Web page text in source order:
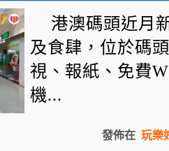
港澳碼頭近月
及食肆，位於碼
視、報紙、免費
機...
發佈在 玩樂